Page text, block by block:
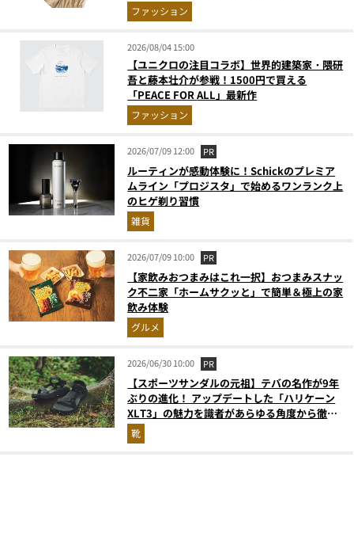
ファッション
2026/08/04 15:00
【ユニクロの注目コラボ】世界的建築家・隈研
吾と藤本壮介が参戦！1500円で買える
「PEACE FOR ALL」最新作
ファッション
2026/07/09 12:00 PR
ルーティンが感動体験に！Schickのプレミア
ムライン「プロジスタ」で始めるワンランク上
のヒゲ剃り習慣
雑貨
2026/07/09 10:00 PR
【家飲みおつまみはこれ一択】おつまみスナッ
ク不二家「ホームサクッと」で簡単＆極上の家
飲み体験
グルメ
2026/06/30 10:00 PR
【スポーツサンダルの元祖】テバの名作が9年
ぶりの進化！ アップデートした「ハリケーン
XLT3」の魅力を識者があらゆる角度から徹底
解説！
靴